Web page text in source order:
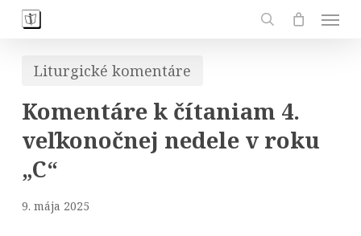
Skip
contentLiturgické komentáre
Komentáre k čítaniam 4.
veľkonočnej nedele v roku
„C“
9. mája 2025